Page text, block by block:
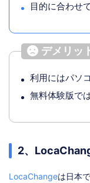
目的に合わせ
デメリッ
利用にはパソ
無料体験版で
2、
LocaChangeは日本